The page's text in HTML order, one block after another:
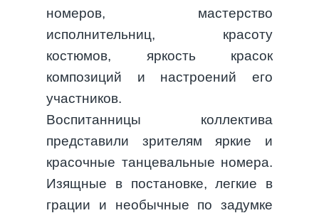
номеров, мастерство
исполнительниц, красоту
костюмов, яркость красок
композиций и настроений его
участников.
Воспитанницы коллектива
представили зрителям яркие и
красочные танцевальные номера.
Изящные в постановке, легкие в
грации и необычные по задумке